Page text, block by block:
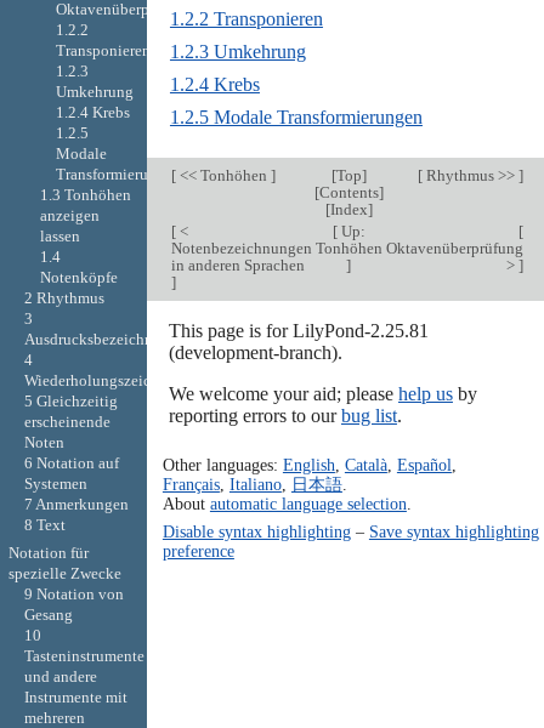
1.2.2 Transponieren
1.2.3 Umkehrung
1.2.4 Krebs
1.2.5 Modale Transformierungen
[<< Tonhöhen ] [Top]
[Contents]
[Index]
[Rhythmus >> ]
[<
Notenbezeichnungen
in anderen Sprachen
]
[Up:
Tonhöhen
]
[
Oktavenüberprüfung
> ]
This page is for LilyPond-2.25.81
(development-branch).
We welcome your aid; please help usby
reporting errors to ourbug list.
Other languages: English Català, Español
Français, Italiano, 日本語.
About automatic language selection
Disable syntax highlighting– Save syntax highlighting
preference
Oktavenüberprüfung
1.2.2
Transponieren
1.2.3
Umkehrung
1.2.4 Krebs
1.2.5
Modale
Transformierungen
1.3 Tonhöhen
anzeigen
lassen
1.4
Notenköpfe
2 Rhythmus
3
Ausdrucksbezeichnungen
4
Wiederholungszeichen
5 Gleichzeitig
erscheinende
Noten
6 Notation auf
Systemen
7 Anmerkungen
8 Text
Notation für
spezielle Zwecke
9 Notation von
Gesang
10
Tasteninstrumente
und andere
Instrumente mit
mehreren